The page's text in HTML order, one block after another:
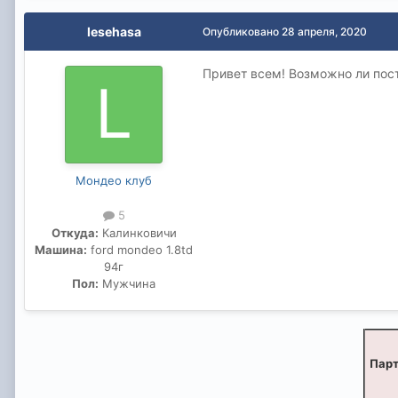
lesehasa
Мондео клуб
5
Откуда: Калинковичи
Машина: ford mondeo 1.8td
94г
Пол: Мужчина
Опубликовано 28 апреля, 2020
Привет всем! Возможно ли